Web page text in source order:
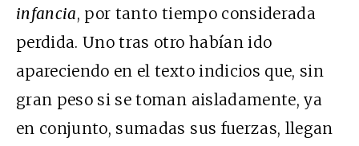
infancia, por tanto tiempo considerada
perdida. Uno tras otro habían ido
apareciendo en el texto indicios que, sin
gran peso si se toman aisladamente, ya
en conjunto, sumadas sus fuerzas, llegan